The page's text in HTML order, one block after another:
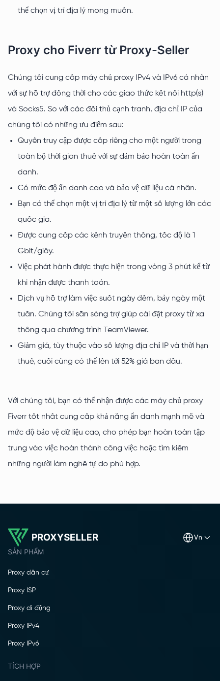
thể chọn vị trí địa lý mong muốn.
Proxy cho Fiverr từ Proxy-Seller
Chúng tôi cung cấp máy chủ proxy IPv4 và IPv6 cá nhân
với sự hỗ trợ đồng thời cho các giao thức kết nối http(s)
và Socks5. So với các đối thủ cạnh tranh, địa chỉ IP của
chúng tôi có những ưu điểm sau:
Quyền truy cập được cấp riêng cho một người trong
toàn bộ thời gian thuê với sự đảm bảo hoàn toàn ẩn
danh.
Có mức độ ẩn danh cao và bảo vệ dữ liệu cá nhân.
Bạn có thể chọn một vị trí địa lý từ một số lượng lớn các
quốc gia.
Được cung cấp các kênh truyền thông, tốc độ là 1
Gbit/giây.
Việc phát hành được thực hiện trong vòng 3 phút kể từ
khi nhận được thanh toán.
Dịch vụ hỗ trợ làm việc suốt ngày đêm, bảy ngày một
tuần. Chúng tôi sẵn sàng trợ giúp cài đặt proxy từ xa
thông qua chương trình TeamViewer.
Giảm giá, tùy thuộc vào số lượng địa chỉ IP và thời hạn
thuê, cuối cùng có thể lên tới 52% giá ban đầu.
Với chúng tôi, bạn có thể nhận được các máy chủ proxy
Fiverr tốt nhất cung cấp khả năng ẩn danh mạnh mẽ và
mức độ bảo vệ dữ liệu cao, cho phép bạn hoàn toàn tập
trung vào việc hoàn thành công việc hoặc tìm kiếm
những người làm nghề tự do phù hợp.
PROXYSELLER vn
SẢN PHẨM
Proxy dân cư
Proxy ISP
Proxy di động
Proxy IPv4
Proxy IPv6
TÍCH HỢP